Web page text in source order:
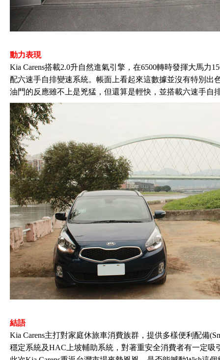
動力表現
Kia Carens搭載2.0升自然進氣引擎，在6500轉時發揮大馬力
配六速手自排變速系統。帳面上看起來這數據並沒有特別出
油門的反應雖不上是兇猛，但還算是輕快，並搭載六速手自
結語
Kia Carens主打對家庭休旅車消費族群，提供多樣便利配備
穩定系統及HAC上坡輔助系統，對著重安全消費者有一定